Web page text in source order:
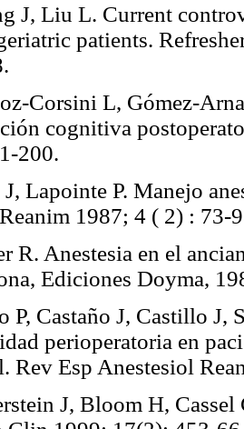
J, Liu L. Current
patients.
Corsini L, Gómez-
cognitiva
200.
J, Lapointe P. Manejo
1987; 4 ( 2) : 73-9
R. Anestesia en el
Ediciones Doyma,
P, Castaño J, Castillo J,
perioperatoria en
Rev Esp Anestesiol
J, Bloom H, Cassel